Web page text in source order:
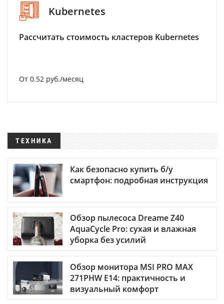
Kubernetes
Рассчитать стоимость кластеров Kubernetes
От 0.52 руб./месяц
ТЕХНИКА
Как безопасно купить б/у
смартфон: подробная инструкция
Обзор пылесоса Dreame Z40
AquaCycle Pro: сухая и влажная
уборка без усилий
Обзор монитора MSI PRO MAX
271PHW E14: практичность и
визуальный комфорт